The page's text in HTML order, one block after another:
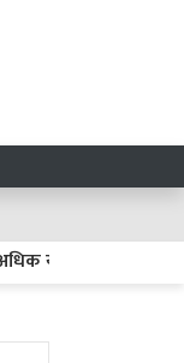
मिलेगा रोजगार